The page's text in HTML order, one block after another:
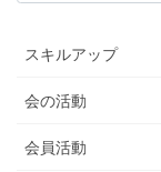
スキルアップ
会の活動
会員活動